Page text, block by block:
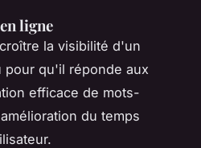
ligne
la visibilité d'un
pour qu'il réponde aux
efficace de mots-
du temps